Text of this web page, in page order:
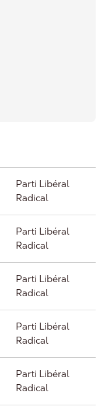
Parti Libéral
Radical
Parti Libéral
Radical
Parti Libéral
Radical
Parti Libéral
Radical
Parti Libéral
Radical